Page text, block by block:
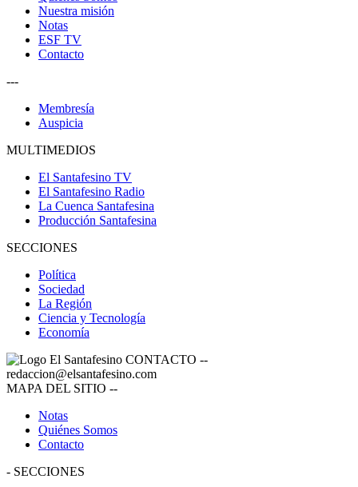
Nuestra misión
Notas
ESF TV
Contacto
---
Membresía
Auspicia
MULTIMEDIOS
El Santafesino TV
El Santafesino Radio
La Cuenca Santafesina
Producción Santafesina
SECCIONES
Política
Sociedad
La Región
Ciencia y Tecnología
Economía
CONTACTO --
redaccion@elsantafesino.com
MAPA DEL SITIO --
Notas
Quiénes Somos
Contacto
- SECCIONES